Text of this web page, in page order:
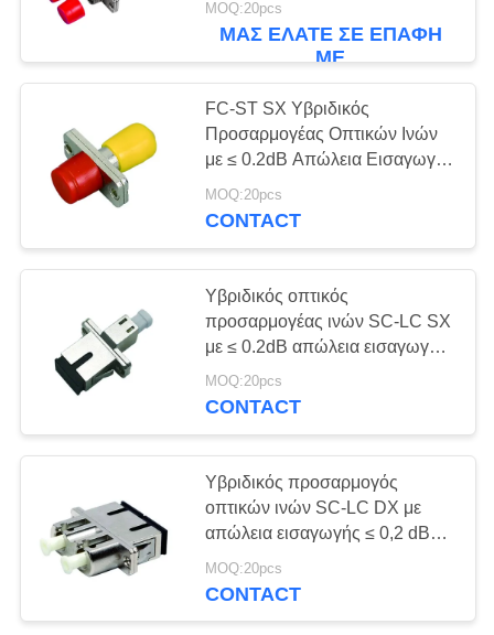
για ευρεία θερμοκρασία
λειτουργίας (-40 έως +85 °C)
MOQ:20pcs
ΜΑΣ ΕΛΆΤΕ ΣΕ ΕΠΑΦΉ
ΜΕ
FC-ST SX Υβριδικός
Προσαρμογέας Οπτικών Ινών
με ≤ 0.2dB Απώλεια Εισαγωγής
για Μήκος Κύματος 1310-
1550nm και Εύρος
MOQ:20pcs
CONTACT
Υβριδικός οπτικός
προσαρμογέας ινών SC-LC SX
με ≤ 0.2dB απώλεια εισαγωγής
και κεραμικό ή μεταλλικό
δακτύλιο για μεγάλο εύρος
MOQ:20pcs
CONTACT
Υβριδικός προσαρμογός
οπτικών ινών SC-LC DX με
απώλεια εισαγωγής ≤ 0,2 dB
και μεγάλη θερμοκρασία
λειτουργίας (-40 έως +85 °C)
MOQ:20pcs
CONTACT